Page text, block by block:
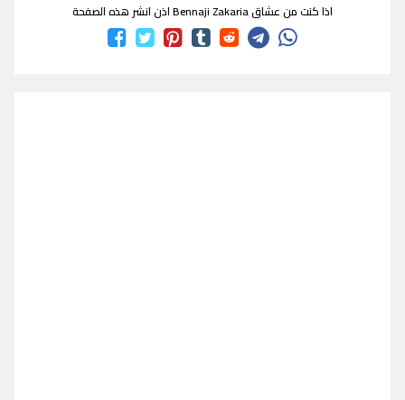
اذا كنت من عشاق Bennaji Zakaria اذن انشر هذه الصفحة